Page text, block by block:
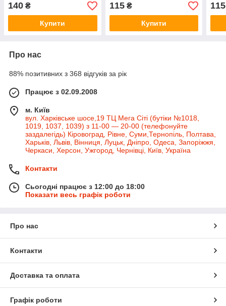
140 ₴
Купити
115₴
Купити
115
Про нас
88% позитивних з 368 відгуків за рік
Працює з 02.09.2008
м. Київ
вул. Харківське шосе,19 ТЦ Мега Сіті (бутіки №1018,
1019, 1037, 1039) з 11-00 — 20-00 (телефонуйте
заздалегідь) Кіровоград, Рівне, Суми,Тернопіль, Полтава,
Харьків, Львів, Вінниця, Луцьк, Дніпро, Одеса, Запоріжжя,
Черкаси, Херсон, Ужгород, Чернівці, Київ, Україна
Контакти
Сьогодні працює з 12:00 до 18:00
Показати весь графік роботи
Про нас
Контакти
Доставка та оплата
Графік роботи